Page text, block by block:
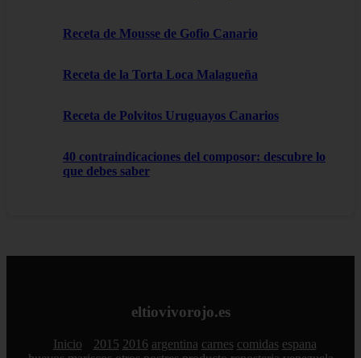
Receta de Mousse de Gofio Canario
Receta de la Torta Loca Malagueña
Receta de Polvitos Uruguayos Canarios
40 contraindicaciones del composor: descubre lo
que debes saber
eltiovivorojo.es
Inicio 2015 2016 argentina carnes comidas espana